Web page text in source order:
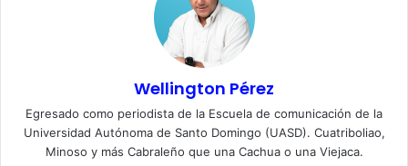
Wellington Pérez
Egresado como periodista de la Escuela de comunicación de la
Universidad Autónoma de Santo Domingo (UASD). Cuatriboliao,
Minoso y más Cabraleño que una Cachua o una Viejaca.